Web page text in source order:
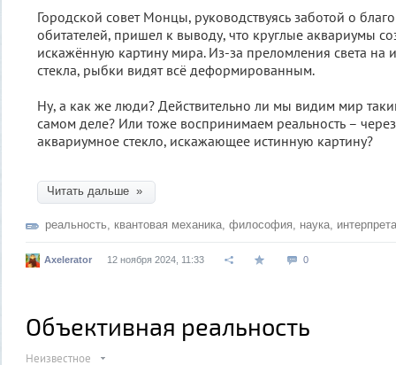
Городской совет Монцы, руководствуясь заботой о
обитателей, пришел к выводу, что круглые аквариумы
искажённую картину мира. Из-за преломления света на
стекла, рыбки видят всё деформированным.
Ну, а как же люди? Действительно ли мы видим мир
самом деле? Или тоже воспринимаем реальность –
аквариумное стекло, искажающее истинную картину?
Читать дальше »
реальность квантовая механика философия наука
Axelerator 12 ноября 2024, 11:33 0
Объективная реальность
Неизвестное